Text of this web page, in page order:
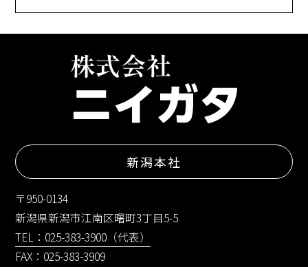
新潟本社
〒950-0134
新潟県新潟市江南区曙町3丁目5-5
TEL：025-383-3900（代表）
FAX：025-383-3909